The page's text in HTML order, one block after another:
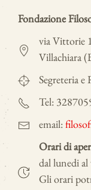
Fondazione
via Vittorie
Villachiara
Segreteria e
Tel:
email:
Orari di
dal lunedi
Gli orari